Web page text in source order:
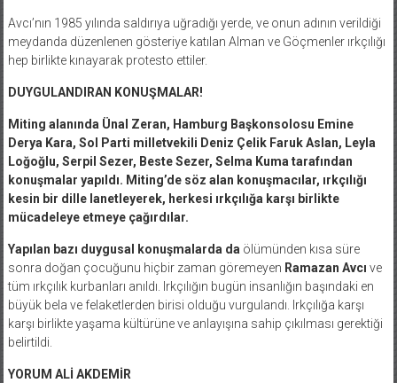
Avcı’nın 1985 yılında saldırıya uğradığı yerde, ve onun adının verildiği
meydanda düzenlenen gösteriye katılan Alman ve Göçmenler ırkçılığı
hep birlikte kınayarak protesto ettiler.
DUYGULANDIRAN KONUŞMALAR!
Miting alanında Ünal Zeran, Hamburg Başkonsolosu Emine
Derya Kara, Sol Parti milletvekili Deniz Çelik Faruk Aslan, Leyla
Loğoğlu, Serpil Sezer, Beste Sezer, Selma Kuma tarafından
konuşmalar yapıldı. Miting’de söz alan konuşmacılar, ırkçılığı
kesin bir dille lanetleyerek, herkesi ırkçılığa karşı birlikte
mücadeleye etmeye çağırdılar.
Yapılan bazı duygusal konuşmalarda da ölümünden kısa süre
sonra doğan çocuğunu hiçbir zaman göremeyen Ramazan Avcı ve
tüm ırkçılık kurbanları anıldı. Irkçılığın bugün insanlığın başındaki en
büyük bela ve felaketlerden birisi olduğu vurgulandı. Irkçılığa karşı
karşı birlikte yaşama kültürüne ve anlayışına sahip çıkılması gerektiği
belirtildi.
YORUM ALİ AKDEMİR